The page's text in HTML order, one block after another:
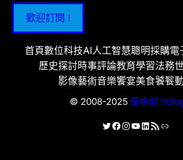
歡迎訂閱 !
首頁數位科技AI人工智慧聰明採購電
歷史探討時事評論教育學習法務
影像藝術音樂饗宴美食饕餮
© 2008-2025 優格網
X Facebook
Instagram
YouTube
LinkedIn
RSS 資訊提供連結